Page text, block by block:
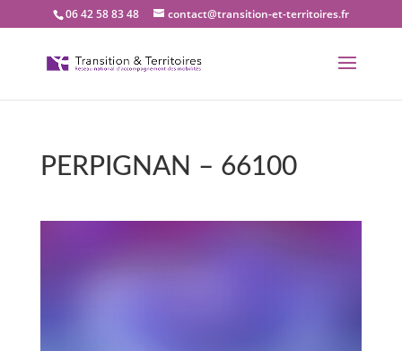
06 42 58 83 48 contact@transition-et-territoires.fr
PERPIGNAN – 66100
bureau Transition et